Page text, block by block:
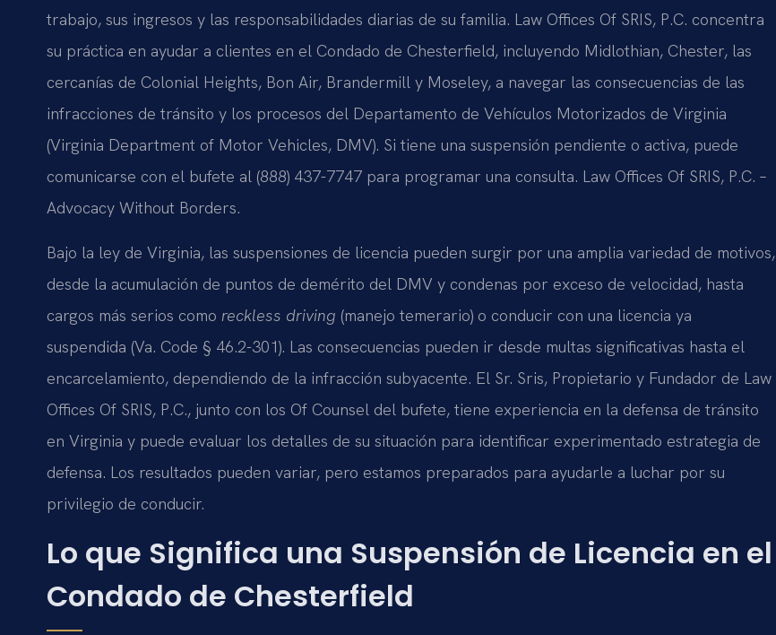
trabajo, sus ingresos y las responsabilidades diarias de su familia. Law Offices Of SRIS, P.C. concentra
su práctica en ayudar a clientes en el Condado de Chesterfield, incluyendo Midlothian, Chester, las
cercanías de Colonial Heights, Bon Air, Brandermill y Moseley, a navegar las consecuencias de las
infracciones de tránsito y los procesos del Departamento de Vehículos Motorizados de Virginia
(Virginia Department of Motor Vehicles, DMV). Si tiene una suspensión pendiente o activa, puede
comunicarse con el bufete al (888) 437-7747 para programar una consulta. Law Offices Of SRIS, P.C. –
Advocacy Without Borders.
Bajo la ley de Virginia, las suspensiones de licencia pueden surgir por una amplia variedad de motivos,
desde la acumulación de puntos de demérito del DMV y condenas por exceso de velocidad, hasta
cargos más serios como reckless driving (manejo temerario) o conducir con una licencia ya
suspendida (Va. Code § 46.2-301). Las consecuencias pueden ir desde multas significativas hasta el
encarcelamiento, dependiendo de la infracción subyacente. El Sr. Sris, Propietario y Fundador de Law
Offices Of SRIS, P.C., junto con los Of Counsel del bufete, tiene experiencia en la defensa de tránsito
en Virginia y puede evaluar los detalles de su situación para identificar experimentado estrategia de
defensa. Los resultados pueden variar, pero estamos preparados para ayudarle a luchar por su
privilegio de conducir.
Lo que Significa una Suspensión de Licencia en el
Condado de Chesterfield